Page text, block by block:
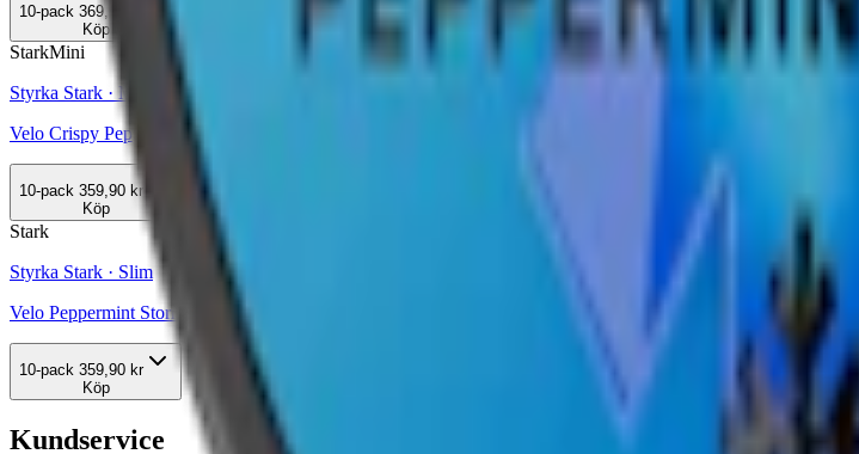
10-pack 369,90 kr
Köp
StarkMini
Styrka Stark · Mini
Velo Crispy Peppermint Mini 3
10-pack 359,90 kr
Köp
Stark
Styrka Stark · Slim
Velo Peppermint Storm
10-pack 359,90 kr
Köp
Kundservice